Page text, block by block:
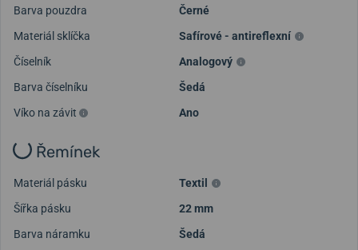
Barva pouzdra
Černé
Materiál sklíčka
Safírové - antireflexní
Číselník
Analogový
Barva číselníku
Šedá
Víko na závit
Ano
Řemínek
Materiál pásku
Textil
Šířka pásku
22 mm
Barva náramku
Šedá